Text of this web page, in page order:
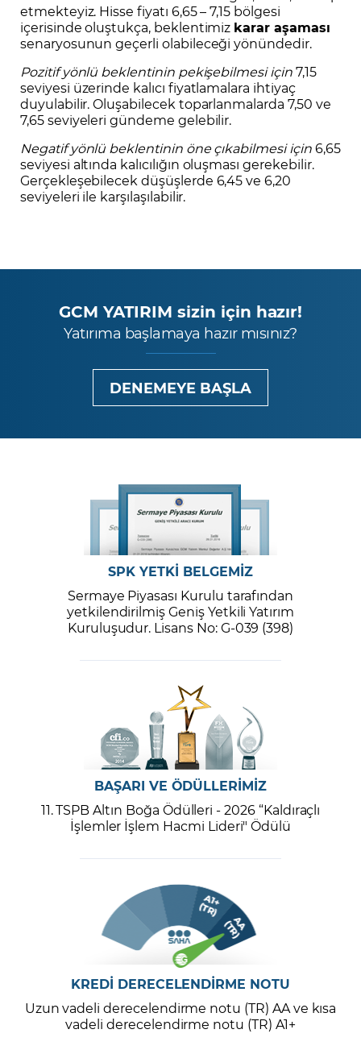
etmekteyiz. Hisse fiyatı 6,65 – 7,15 bölgesi
içerisinde oluştukça, beklentimiz karar aşaması
senaryosunun geçerli olabileceği yönündedir.
Pozitif yönlü beklentinin pekişebilmesi için7,15
seviyesi üzerinde kalıcı fiyatlamalara ihtiyaç
duyulabilir. Oluşabilecek toparlanmalarda 7,50 ve
7,65 seviyeleri gündeme gelebilir.
Negatif yönlü beklentinin öne çıkabilmesi için6,65
seviyesi altında kalıcılığın oluşması gerekebilir.
Gerçekleşebilecek düşüşlerde 6,45 ve 6,20
seviyeleri ile karşılaşılabilir.
GCM YATIRIM sizin için hazır!
Yatırıma başlamaya hazır mısınız?
DENEMEYE BAŞLA
SPK YETKİ BELGEMİZ
Sermaye Piyasası Kurulu tarafından
yetkilendirilmiş Geniş Yetkili Yatırım
Kuruluşudur. Lisans No: G-039 (398)
BAŞARI VE ÖDÜLLERİMİZ
11. TSPB Altın Boğa Ödülleri - 2026 “Kaldıraçlı
İşlemler İşlem Hacmi Lideri" Ödülü
KREDİ DERECELENDİRME NOTU
Uzun vadeli derecelendirme notu (TR) AA ve kısa
vadeli derecelendirme notu (TR) A1+